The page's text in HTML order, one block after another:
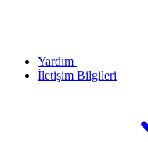
Yardım
İletişim Bilgileri